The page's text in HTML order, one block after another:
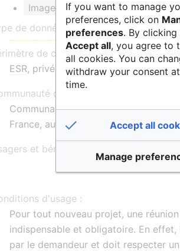
Imagerie
de données :
de communauté :
ESR, privé, national, international
d'utilisateurs :
Communauté scientifique publique
France, au niveau national et
et bénéficiaires :
d'usage :
Pour tout nouveau projet, une
indispensable et obligatoire. En
par le demandeur et doit respecter
If you want to manage
preferences, click on
preferences. By clicking
Accept all, you agree to
all cookies. You can
withdraw your consent
time.
Accept all
Manage